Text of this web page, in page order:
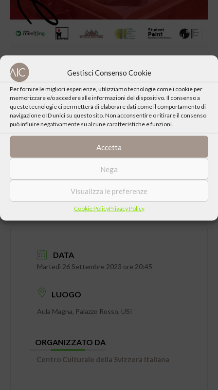
Gestisci Consenso Cookie
Per fornire le migliori esperienze, utilizziamo tecnologie come i cookie per
memorizzare e/o accedere alle informazioni del dispositivo. Il consenso a
queste tecnologie ci permetterà di elaborare dati come il comportamento di
navigazione o ID unici su questo sito. Non acconsentire o ritirare il consenso
può influire negativamente su alcune caratteristiche e funzioni.
Accetta
Nega
Visualizza le preferenze
Cookie PolicyPrivacy Policy
Approfondisci
CONDIVIDI QUESTO EVENTO
DATA
Martedì 26 Settembre 2023 ore 20:45
LUOGO
Aula Magna, Palazzo Rosso, USI
ORGANIZZATO DA
Centro Culturale della Svizzera Italiana